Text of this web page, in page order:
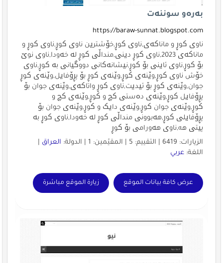
بەرەو سوننەت
https://baraw-sunnat.blogspot.com
ناوی کوڕ و ماناکەی,ناوی کوڕ,خۆشترین ناوی کوڕ,ناوی کوڕ و
ماناکەی 2023,ناوی کوڕ دینی,منداڵی کوڕ لە خەودا,ناوی نوێ
بۆ کوڕ,ناوی ئاینی بۆ کوڕ,نیشانەکانی دووگیانی بە کوڕ,ناوی
خۆش ناوی کوڕ,وێنەی کوڕ,وێنەی کوڕ بۆ پڕۆفایل,وێنەی کوڕ
جوان,وێنەی کوڕ بۆ ئیدیت,ناوی کوڕ واتاکەی,وێنەی جوان بۆ
پڕۆفایل کوڕ,وێنەی دەستی کچ و کوڕ,وێنەی کچ و
کوڕ,وێنەی جوان کوڕ,وێنەی دایک و کوڕ,وێنەی جوان بۆ
پڕۆفایلی کوڕ,هەبوونی منداڵی کوڕ لە خەودا,ناوی کوڕ بە
پیتی هه,ناوی هەورامی بۆ کوڕ
الزيارات: 6419 | التقييم: 5 | المقيّمين: 1 | الدولة:
العراق|
اللغة: عربي
عرض كافة بيانات الموقع زيارة الموقع مباشرة